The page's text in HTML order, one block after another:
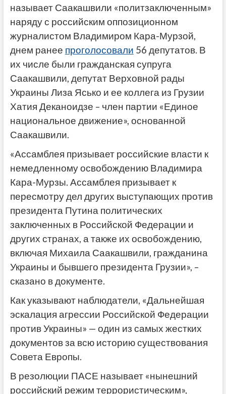
называет Саакашвили «политзаключенным»
наряду с российским оппозиционном
журналистом Владимиром Кара-Мурзой,
днем ранее проголосовали 56 депутатов. В
их числе были гражданская супруга
Саакашвили, депутат Верховной рады
Украины Лиза Ясько и ее коллега из Грузии
Хатия Деканоидзе – член партии «Единое
национальное движение», основанной
Саакашвили.
«Ассамблея призывает российские власти к
немедленному освобождению Владимира
Кара-Мурзы. Ассамблея призывает к
пересмотру дел других выступающих против
президента Путина политических
заключенных в Российской Федерации и
других странах, а также их освобождению,
включая Михаила Саакашвили, гражданина
Украины и бывшего президента Грузии», –
сказано в документе.
Как указывают наблюдатели, «Дальнейшая
эскалация агрессии Российской Федерации
против Украины» — один из самых жестких
документов за всю историю существования
Совета Европы.
В резолюции ПАСЕ называет «нынешний
российский режим террористическим»,